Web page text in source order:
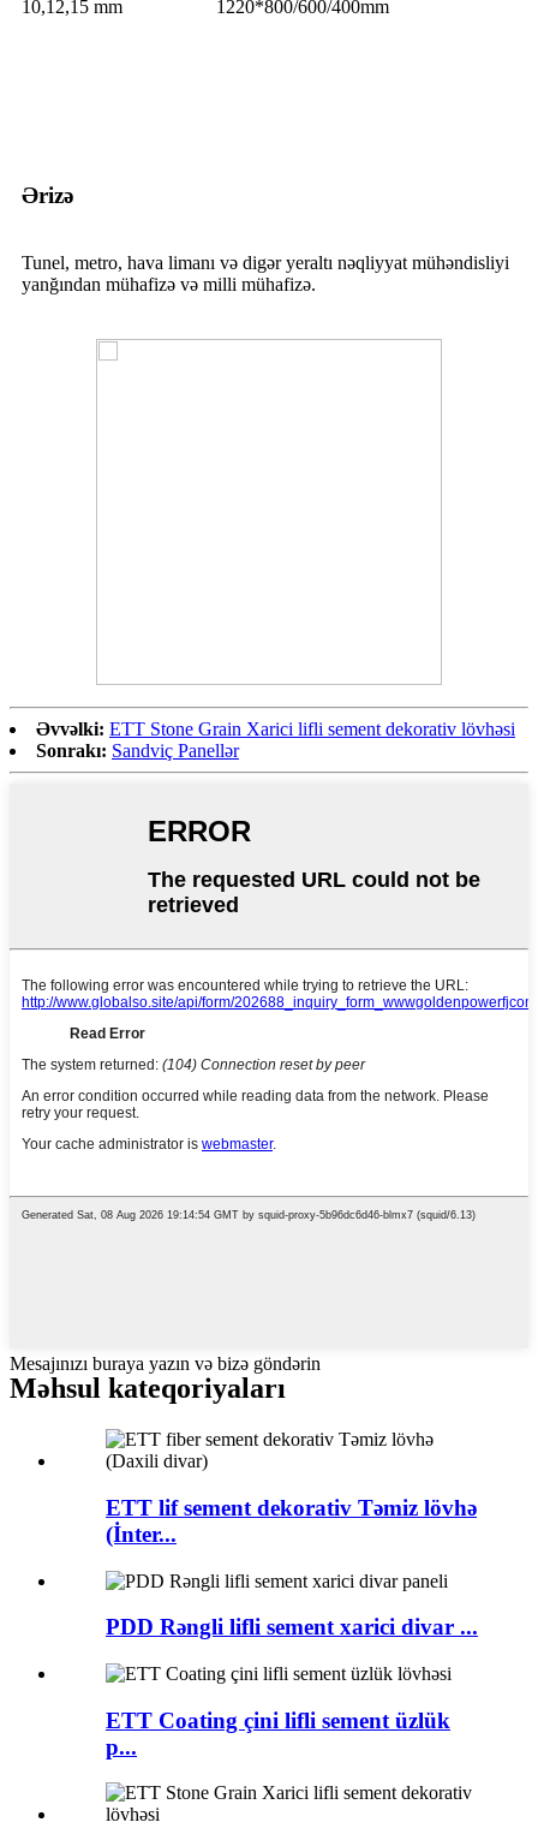
10,12,15 mm 1220*800/600/400mm
Ərizə
Tunel, metro, hava limanı və digər yeraltı nəqliyyat mühəndisliyi
yanğından mühafizə və milli mühafizə.
Əvvəlki: ETT Stone Grain Xarici lifli sement dekorativ lövhəsi
Sonrakı: Sandviç Panellər
Mesajınızı buraya yazın və bizə göndərin
Məhsul kateqoriyaları
ETT lif sement dekorativ Təmiz lövhə
(İnter...
PDD Rəngli lifli sement xarici divar ...
ETT Coating çini lifli sement üzlük
p...